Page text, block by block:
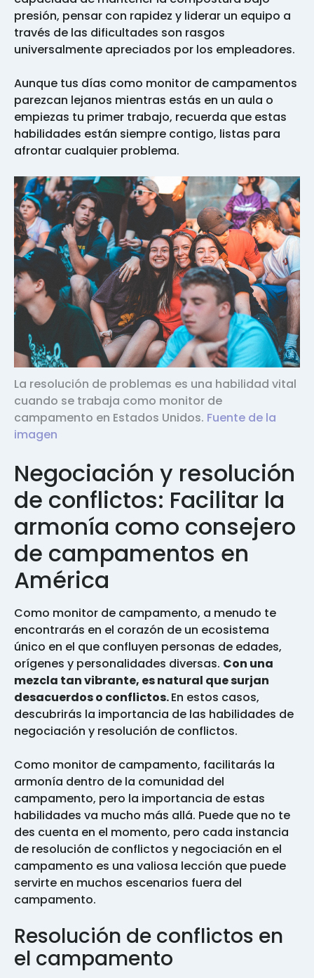
presión, pensar con rapidez y liderar un equipo a
través de las dificultades son rasgos
universalmente apreciados por los empleadores.
Aunque tus días como monitor de campamentos
parezcan lejanos mientras estás en un aula o
empiezas tu primer trabajo, recuerda que estas
habilidades están siempre contigo, listas para
afrontar cualquier problema.
La resolución de problemas es una habilidad vital
cuando se trabaja como monitor de
campamento en Estados Unidos. Fuente de la
imagen
Negociación y resolución
de conflictos: Facilitar la
armonía como consejero
de campamentos en
América
Como monitor de campamento, a menudo te
encontrarás en el corazón de un ecosistema
único en el que confluyen personas de edades,
orígenes y personalidades diversas. Con una
mezcla tan vibrante, es natural que surjan
desacuerdos o conflictos.En estos casos,
descubrirás la importancia de las habilidades de
negociación y resolución de conflictos.
Como monitor de campamento, facilitarás la
armonía dentro de la comunidad del
campamento, pero la importancia de estas
habilidades va mucho más allá. Puede que no te
des cuenta en el momento, pero cada instancia
de resolución de conflictos y negociación en el
campamento es una valiosa lección que puede
servirte en muchos escenarios fuera del
campamento.
Resolución de conflictos en
el campamento